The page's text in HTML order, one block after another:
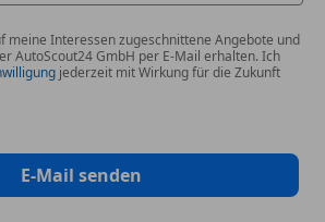
meine Interessen zugeschnittene Angebote und
AutoScout24 GmbH per E-Mail erhalten. Ich
jederzeit mit Wirkung für die Zukunft
E-Mail senden